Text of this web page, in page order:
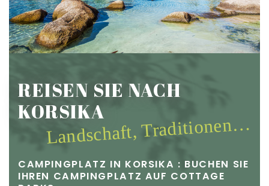
REISEN SIE NACH
KORSIKA
Landschaft, Traditionen…
CAMPINGPLATZ IN KORSIKA : BUCHEN SIE
IHREN CAMPINGPLATZ AUF COTTAGE